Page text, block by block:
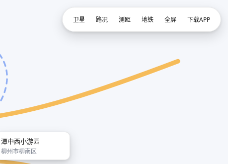
潭中西小游园
柳州市柳南区
卫星 路况 测距 地铁 全屏 下载APP